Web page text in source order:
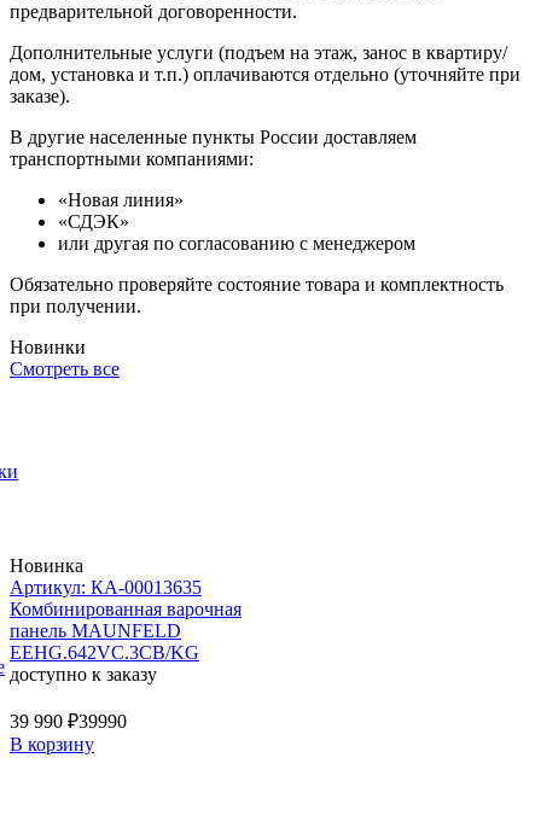
предварительной договоренности.
Дополнительные услуги (подъем на этаж, занос в квартиру/
дом, установка и т.п.) оплачиваются отдельно (уточняйте при
заказе).
В другие населенные пункты России доставляем
транспортными компаниями:
«Новая линия»
«СДЭК»
или другая по согласованию с менеджером
Обязательно проверяйте состояние товара и комплектность
при получении.
Новинки
Смотреть все
Новинка
Артикул: КА-00013635
Комбинированная варочная
панель MAUNFELD
EEHG.642VC.3CB/KG
доступно к заказу
39 990 ₽39990
В корзину